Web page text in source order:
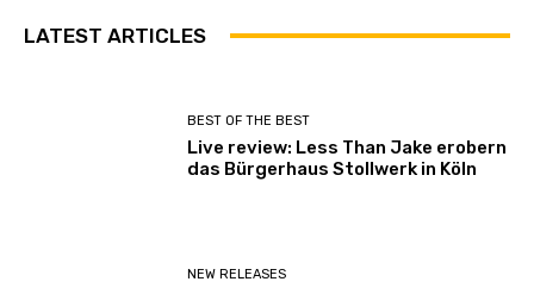
LATEST ARTICLES
BEST OF THE BEST
Live review: Less Than Jake erobern
das Bürgerhaus Stollwerk in Köln
NEW RELEASES